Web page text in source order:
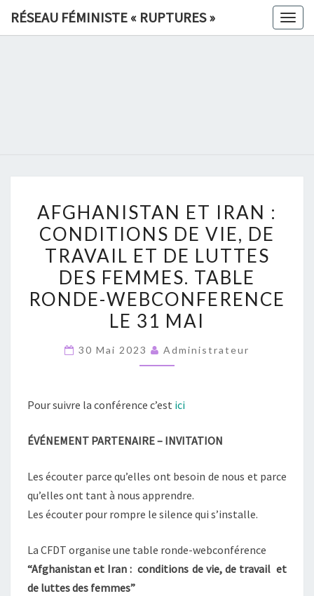
RÉSEAU FÉMINISTE « RUPTURES »
»
ET
IRAN
CONDITIONS
DE
VIE,
DE
TRAVAIL
ET
LUTTES
FEMMES.
RONDE-
WEBCONFERENCE
LE
MAI
AFGHANISTAN ET IRAN :
CONDITIONS DE VIE, DE
TRAVAIL ET DE LUTTES
DES FEMMES. TABLE
RONDE-WEBCONFERENCE
LE 31 MAI
30 Mai 2023 Administrateur
Pour suivre la conférence c’est ici
ÉVÉNEMENT PARTENAIRE – INVITATION
Les écouter parce qu’elles ont besoin de nous et parce
qu’elles ont tant à nous apprendre.
Les écouter pour rompre le silence qui s’installe.
La CFDT organise une table ronde-webconférence
“Afghanistan et Iran : conditions de vie, de travail et
de luttes des femmes”